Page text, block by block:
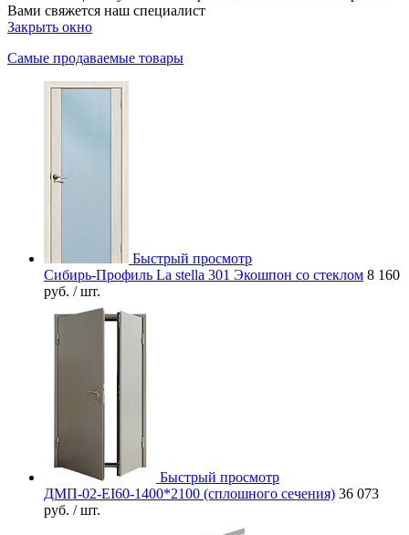
Вами свяжется наш специалист
Закрыть окно
Самые продаваемые товары
Быстрый просмотр
Сибирь-Профиль La stella 301 Экошпон со стеклом 8 160
руб. / шт.
Быстрый просмотр
ДМП-02-EI60-1400*2100 (сплошного сечения) 36 073
руб. / шт.